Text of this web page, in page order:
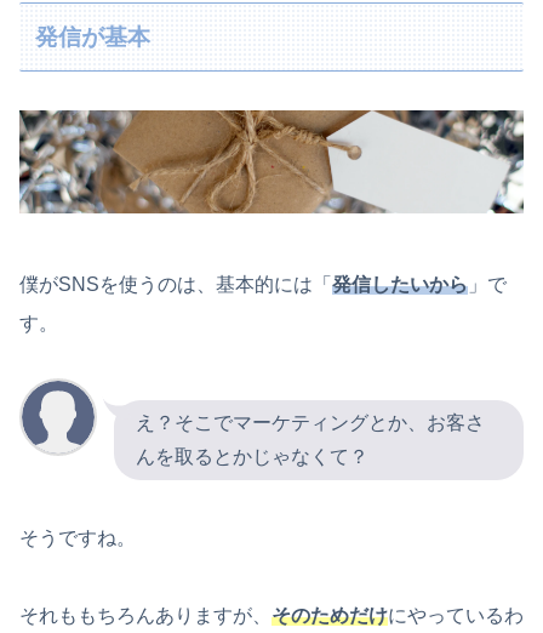
発信が基本
僕がSNSを使うのは、基本的には「 発信したいから 」で
す。
え？そこでマーケティングとか、お客さ
んを取るとかじゃなくて？
そうですね。
それももちろんありますが、 そのためだけにやっているわ